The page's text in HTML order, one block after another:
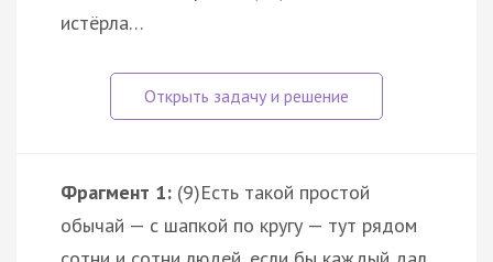
истёрла…
Фрагмент 1: (9)Есть такой простой
обычай — с шапкой по кругу — тут рядом